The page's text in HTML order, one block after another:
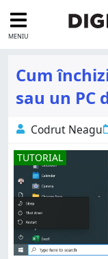
MENIU
Cum
sau un PC
Codrut Neagu
TUTORIAL